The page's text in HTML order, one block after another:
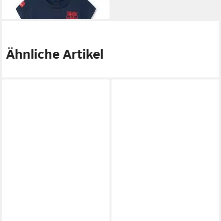
(2-tlg)
-42%
Ähnliche Artikel